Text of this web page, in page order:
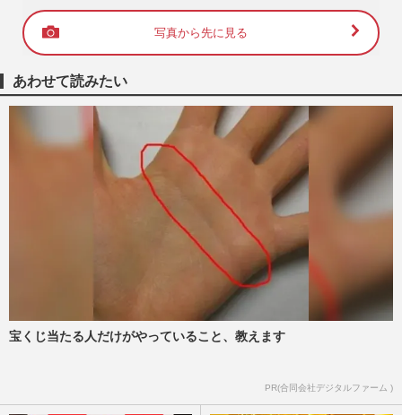
写真から先に見る
あわせて読みたい
宝くじ当たる人だけがやっていること、教えます
PR(合同会社デジタルファーム )